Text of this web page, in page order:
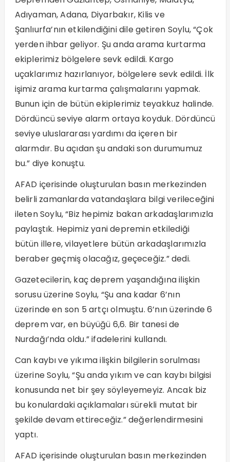
Adıyaman, Adana, Diyarbakır, Kilis ve
Şanlıurfa’nın etkilendiğini dile getiren Soylu, “Çok
yerden ihbar geliyor. Şu anda arama kurtarma
ekiplerimiz bölgelere sevk edildi. Kargo
uçaklarımız hazırlanıyor, bölgelere sevk edildi. İlk
işimiz arama kurtarma çalışmalarını yapmak.
Bunun için de bütün ekiplerimiz teyakkuz halinde.
Dördüncü seviye alarm ortaya koyduk. Dördüncü
seviye uluslararası yardımı da içeren bir
alarmdır. Bu açıdan şu andaki son durumumuz
bu.” diye konuştu.
AFAD içerisinde oluşturulan basın merkezinden
belirli zamanlarda vatandaşlara bilgi verileceğini
ileten Soylu, “Biz hepimiz bakan arkadaşlarımızla
paylaştık. Hepimiz yani depremin etkilediği
bütün illere, vilayetlere bütün arkadaşlarımızla
beraber geçmiş olacağız, geçeceğiz.” dedi.
Gazetecilerin, kaç deprem yaşandığına ilişkin
sorusu üzerine Soylu, “Şu ana kadar 6’nın
üzerinde en son 5 artçı olmuştu. 6’nın üzerinde 6
deprem var, en büyüğü 6,6. Bir tanesi de
Nurdağı’nda oldu.” ifadelerini kullandı.
Can kaybı ve yıkıma ilişkin bilgilerin sorulması
üzerine Soylu, “Şu anda yıkım ve can kaybı bilgisi
konusunda net bir şey söyleyemeyiz. Ancak biz
bu konulardaki açıklamaları sürekli mutat bir
şekilde devam ettireceğiz.” değerlendirmesini
yaptı.
AFAD içerisinde oluşturulan basın merkezinden